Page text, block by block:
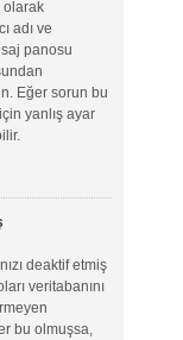
olarak
adı ve
panosu
Eğer sorun bu
yanlış ayar
deaktif etmiş
veritabanını
bu olmuşsa,